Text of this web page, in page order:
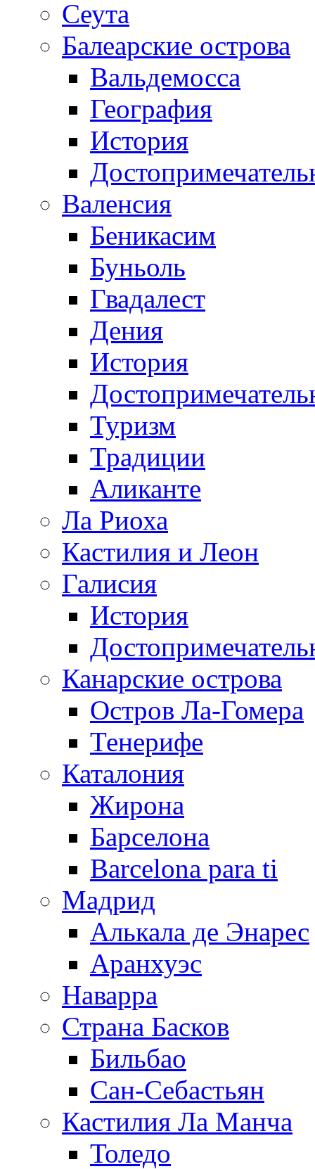
Сеута
Балеарские острова
Вальдемосса
География
История
Валенсия
Беникасим
Буньоль
Гвадалест
Дения
История
Туризм
Традиции
Аликанте
Ла Риоха
Кастилия и Леон
Галисия
История
Канарские острова
Остров Ла-Гомера
Тенерифе
Каталония
Жирона
Барселона
Barcelona para ti
Мадрид
Алькала де Энарес
Аранхуэс
Наварра
Страна Басков
Бильбао
Сан-Себастьян
Кастилия Ла Манча
Толедо